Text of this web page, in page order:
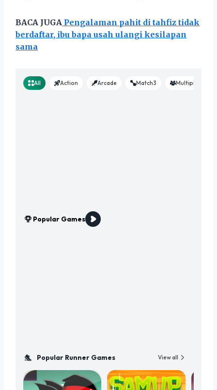
BACA JUGA Pengalaman pahit di tahfiz tidak
berdaftar, ibu bapa usah ulangi kesilapan
sama